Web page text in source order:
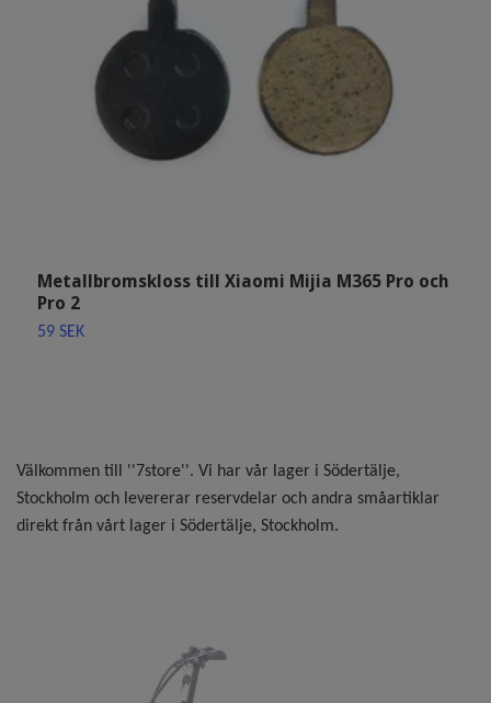
Välkommen till ''7store''. Vi har vår lager i Södertälje,
Stockholm och levererar reservdelar och andra småartiklar
direkt från vårt lager i Södertälje, Stockholm.
Metallbromskloss till Xiaomi Mijia M365 Pro och
Pro 2
59 SEK